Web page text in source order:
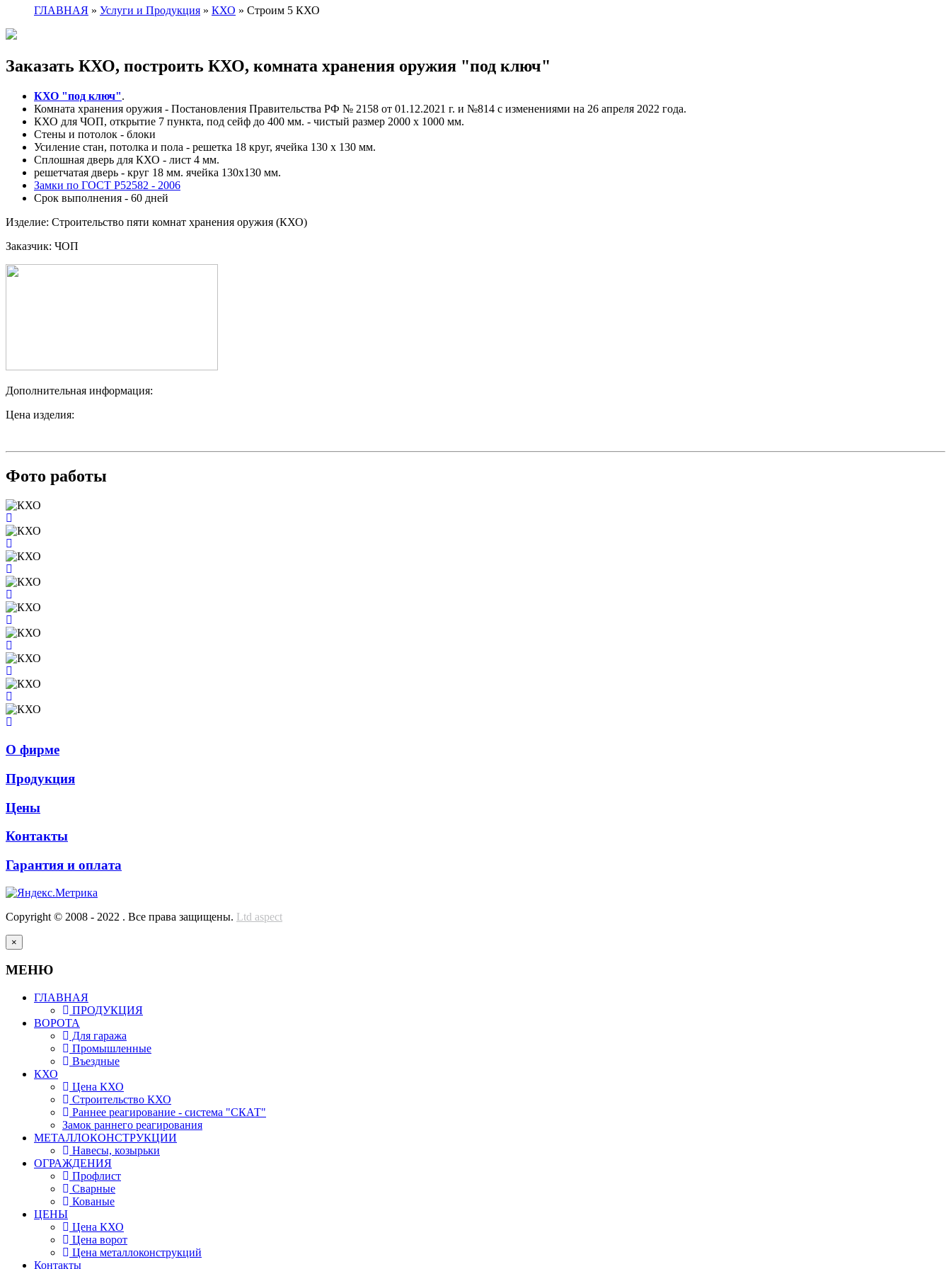
ГЛАВНАЯ » Услуги и Продукция » КХО » Строим 5 КХО
Заказать КХО, построить КХО, комната хранения оружия "под ключ"
КХО "под ключ".
Комната хранения оружия - Постановления Правительства РФ № 2158 от 01.12.2021 г. и №814 с изменениями на 26 апреля 2022 года.
КХО для ЧОП, открытие 7 пункта, под сейф до 400 мм. - чистый размер 2000 х 1000 мм.
Стены и потолок - блоки
Усиление стан, потолка и пола - решетка 18 круг, ячейка 130 х 130 мм.
Сплошная дверь для КХО - лист 4 мм.
решетчатая дверь - круг 18 мм. ячейка 130х130 мм.
Замки по ГОСТ Р52582 - 2006
Срок выполнения - 60 дней
Изделие: Строительство пяти комнат хранения оружия (КХО)
Заказчик: ЧОП
Дополнительная информация:
Цена изделия:
Фото работы
О фирме
Продукция
Цены
Контакты
Гарантия и оплата
Copyright © 2008 - 2022 . Все права защищены. Ltd aspect
×
МЕНЮ
ГЛАВНАЯ
ПРОДУКЦИЯ
ВОРОТА
Для гаража
Промышленные
Въездные
КХО
Цена КХО
Строительство КХО
Раннее реагирование - система "СКАТ"
Замок раннего реагирования
МЕТАЛЛОКОНСТРУКЦИИ
Навесы, козырьки
ОГРАЖДЕНИЯ
Профлист
Сварные
Кованые
ЦЕНЫ
Цена КХО
Цена ворот
Цена металлоконструкций
Контакты